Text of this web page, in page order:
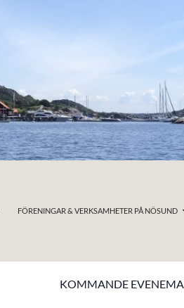
FÖRENINGAR & VERKSAMHETER PÅ NÖSUND
KOMMANDE